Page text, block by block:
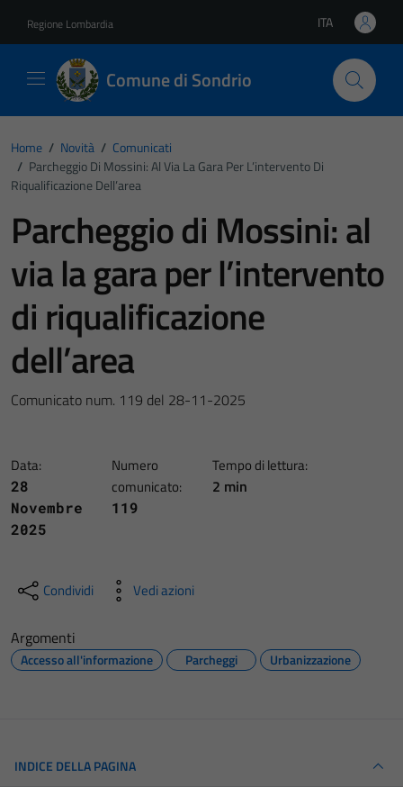
Regione Lombardia Lingua attiva:
ITA
Comune di Sondrio
Home / Novità / Comunicati
/ Parcheggio Di Mossini: Al Via La Gara Per L’intervento Di
Riqualificazione Dell’area
Parcheggio di Mossini: al
via la gara per l’intervento
di riqualificazione
dell’area
Comunicato num. 119 del 28-11-2025
Data:
28
Novembre
2025
Numero
comunicato:
119
Tempo di lettura:
2 min
Condividi Vedi azioni
Argomenti
Accesso all'informazione Parcheggi Urbanizzazione
INDICE DELLA PAGINA